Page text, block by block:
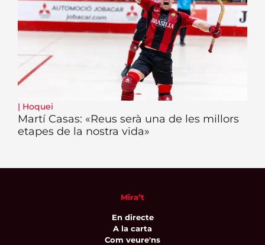
| Hoquei
Martí Casas: «Reus serà una de les millors
etapes de la nostra vida»
Mira’t
En directe
A la carta
Com veure'ns